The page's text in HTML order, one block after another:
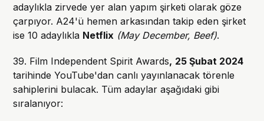
adaylıkla zirvede yer alan yapım şirketi olarak göze
çarpıyor. A24'ü hemen arkasından takip eden şirket
ise 10 adaylıkla Netflix (May December, Beef).
39. Film Independent Spirit Awards, 25 Şubat 2024
tarihinde YouTube'dan canlı yayınlanacak törenle
sahiplerini bulacak. Tüm adaylar aşağıdaki gibi
sıralanıyor: